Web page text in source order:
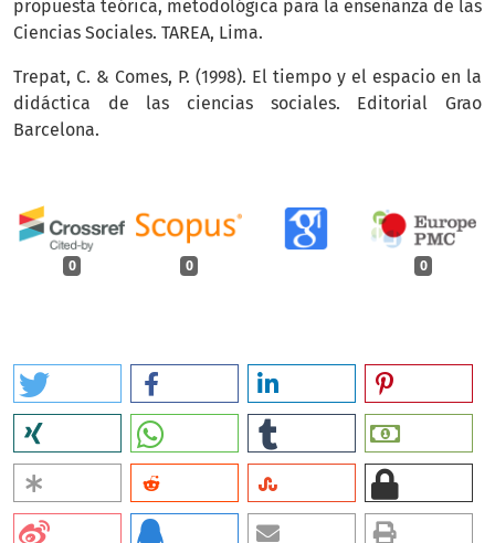
0 0 0
propuesta teórica, metodológica para la enseñanza de las
Ciencias Sociales. TAREA, Lima.
Trepat, C. & Comes, P. (1998). El tiempo y el espacio en la
didáctica de las ciencias sociales. Editorial Grao
Barcelona.